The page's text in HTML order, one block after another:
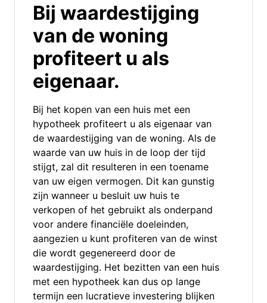
Bij waardestijging
van de woning
profiteert u als
eigenaar.
Bij het kopen van een huis met een
hypotheek profiteert u als eigenaar van
de waardestijging van de woning. Als de
waarde van uw huis in de loop der tijd
stijgt, zal dit resulteren in een toename
van uw eigen vermogen. Dit kan gunstig
zijn wanneer u besluit uw huis te
verkopen of het gebruikt als onderpand
voor andere financiële doeleinden,
aangezien u kunt profiteren van de winst
die wordt gegenereerd door de
waardestijging. Het bezitten van een huis
met een hypotheek kan dus op lange
termijn een lucratieve investering blijken